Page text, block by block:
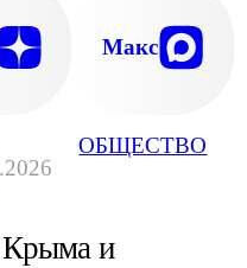
ОБЩЕСТВО
Макс
и